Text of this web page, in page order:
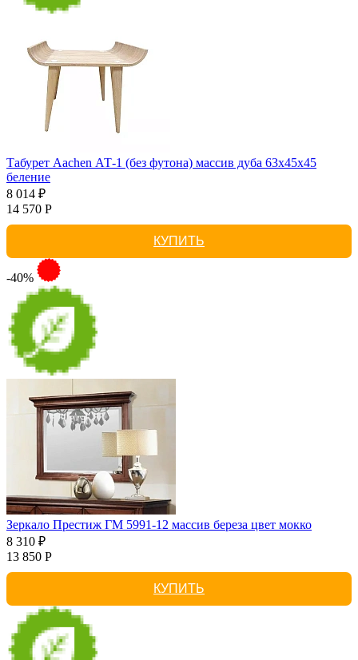
Табурет Aachen АТ-1 (без футона) массив дуба 63х45х45
беление
8 014 ₽
14 570 Р
КУПИТЬ
-40%
Зеркало Престиж ГМ 5991-12 массив береза цвет мокко
8 310 ₽
13 850 Р
КУПИТЬ